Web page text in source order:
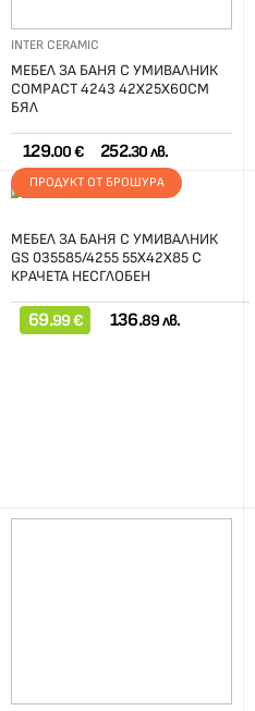
INTER CERAMIC
МЕБЕЛ ЗА БАНЯ С УМИВАЛНИК
COMPACT 4243 42X25X60СМ
БЯЛ
129.00 € 252.30 лв.
ПРОДУКТ ОТ БРОШУРА
МЕБЕЛ ЗА БАНЯ С УМИВАЛНИК
GS 035585/4255 55Х42Х85 С
КРАЧЕТА НЕСГЛОБЕН
69.99 € 136.89 лв.